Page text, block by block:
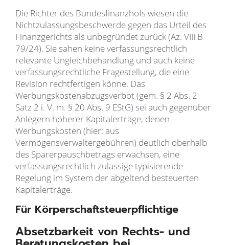
Die Richter des Bundesfinanzhofs wiesen die
Nichtzulassungsbeschwerde gegen das Urteil des
Finanzgerichts als unbegründet zurück (Az. VIII B
79/24). Sie sahen keine verfassungsrechtlich
relevante Ungleichbehandlung und auch keine
verfassungsrechtliche Fragestellung, die eine
Revision rechtfertigen könne. Das
Werbungskostenabzugsverbot (gem. § 2 Abs. 2
Satz 2 i. V. m. § 20 Abs. 9 EStG) sei auch gegenüber
Anlegern höherer Kapitalerträge, denen
Werbungskosten (hier: aus
Vermögensverwaltergebühren) deutlich oberhalb
des Sparerpauschbetrags erwachsen, eine
verfassungsrechtlich zulässige typisierende
Regelung im System der abgeltend besteuerten
Kapitalerträge.
Für Körperschaftsteuerpflichtige
Absetzbarkeit von Rechts- und